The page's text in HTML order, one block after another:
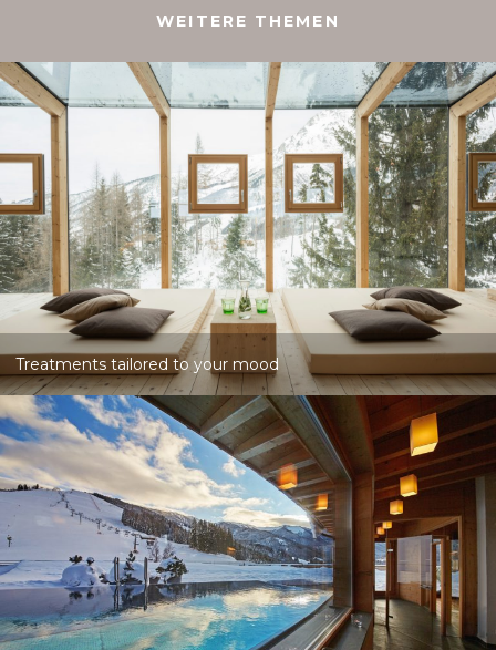
WEITERE THEMEN
JÄNNER @ FORSTHOFALM
Treatments tailored to your mood